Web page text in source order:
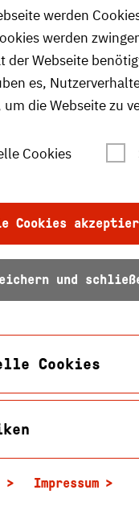
werden
werden
der Webseite
es,
die Webseite zu
Cookies
Cookies
und
Cookies
selection
Impressum